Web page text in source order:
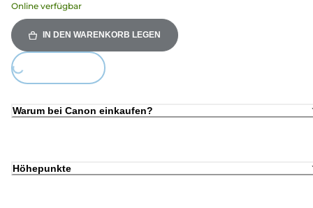
Online verfügbar
IN DEN WARENKORB LEGEN
Warum bei Canon einkaufen?
Höhepunkte